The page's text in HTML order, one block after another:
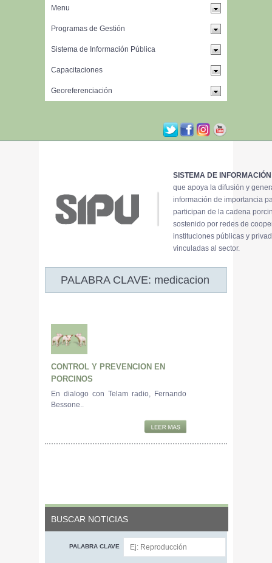
SISTEMA DE
que apoya la difusión y
información de importancia
participan de la cadena
sostenido por redes de
instituciones públicas y
vinculadas al sector.
PALABRA CLAVE: medicacion
CONTROL Y PREVENCION EN
PORCINOS
En dialogo con Telam radio, Fernando
Bessone..
BUSCAR NOTICIAS
PALABRA CLAVE